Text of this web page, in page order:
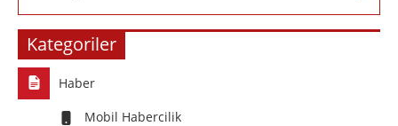
Kategoriler
Haber
Mobil Habercilik